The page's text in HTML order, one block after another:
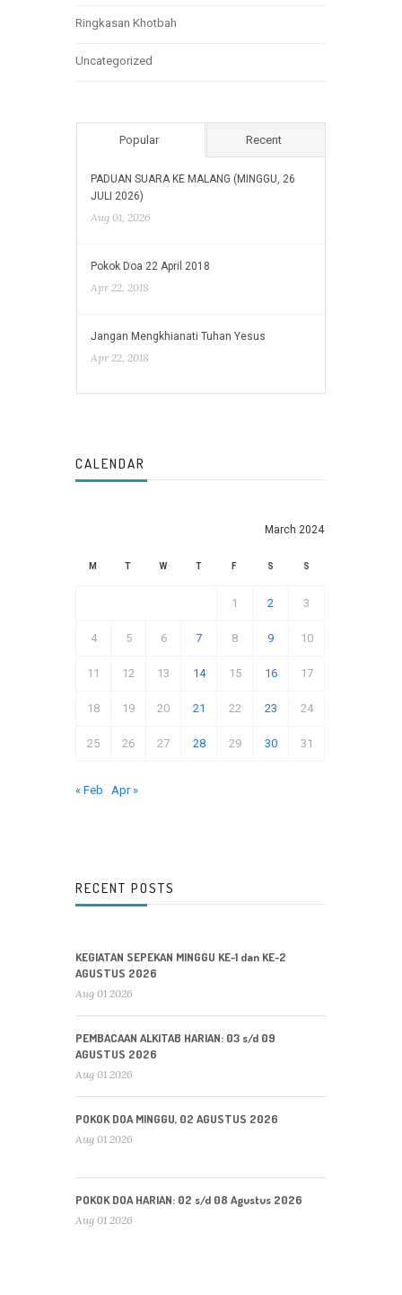
Ringkasan Khotbah
Uncategorized
Popular Recent
PADUAN SUARA KE MALANG (MINGGU, 26
JULI 2026)
Aug 01, 2026
Pokok Doa 22 April 2018
Apr 22, 2018
Jangan Mengkhianati Tuhan Yesus
Apr 22, 2018
CALENDAR
March 2024
M T W T F S S
1 2 3
4 5 6 7 8 9 10
11 12 13 14 15 16 17
18 19 20 21 22 23 24
25 26 27 28 29 30 31
« Feb Apr »
RECENT POSTS
KEGIATAN SEPEKAN MINGGU KE-1 dan KE-2
AGUSTUS 2026
Aug 01 2026
PEMBACAAN ALKITAB HARIAN: 03 s/d 09
AGUSTUS 2026
Aug 01 2026
POKOK DOA MINGGU, 02 AGUSTUS 2026
Aug 01 2026
POKOK DOA HARIAN: 02 s/d 08 Agustus 2026
Aug 01 2026